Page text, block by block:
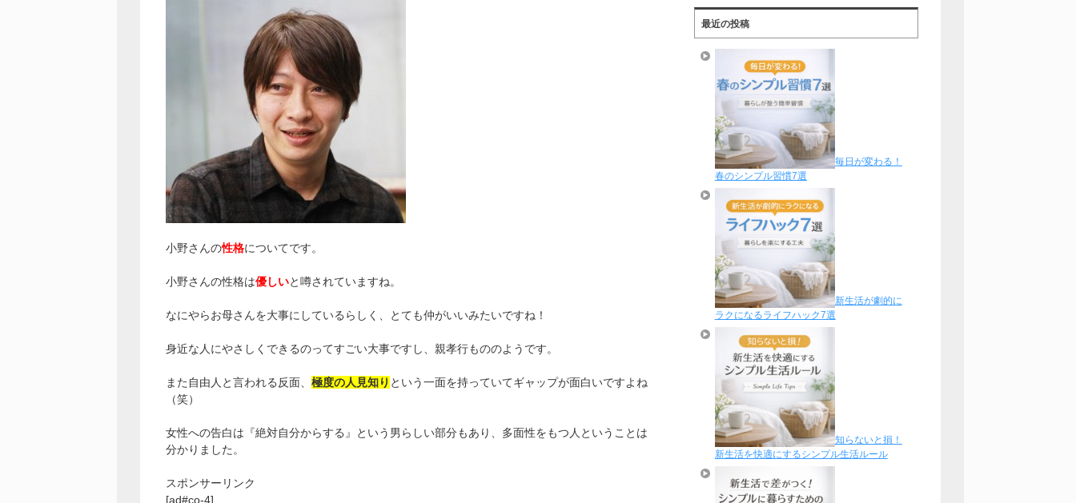
小野さんの性格についてです。
小野さんの性格は優しいと噂されていますね。
なにやらお母さんを大事にしているらしく、とても仲がいいみたいですね！
身近な人にやさしくできるのってすごい大事ですし、親孝行もののようです。
また自由人と言われる反面、 極度の人見知り という一面を持っていてギャップが面白いですよね
（笑）
女性への告白は『絶対自分からする』という男らしい部分もあり、多面性をもつ人ということは
分かりました。
スポンサーリンク
[ad#co-4]
最近の投稿
毎日が変わる！
春のシンプル習慣7選
新生活が劇的に
ラクになるライフハック7選
知らないと損！
新生活を快適にするシンプル生活ルール